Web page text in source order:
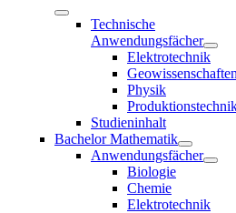
Technische
Anwendungsfächer
Elektrotechnik
Physik
Studieninhalt
Bachelor Mathematik
Anwendungsfächer
Biologie
Chemie
Elektrotechnik